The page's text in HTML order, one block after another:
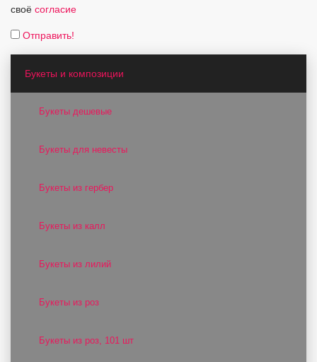
своё согласие
Отправить!
Букеты и композиции
Букеты дешевые
Букеты для невесты
Букеты из гербер
Букеты из калл
Букеты из лилий
Букеты из роз
Букеты из роз, 101 шт